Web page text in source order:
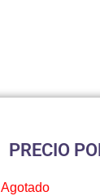
PRECIO
Agotado